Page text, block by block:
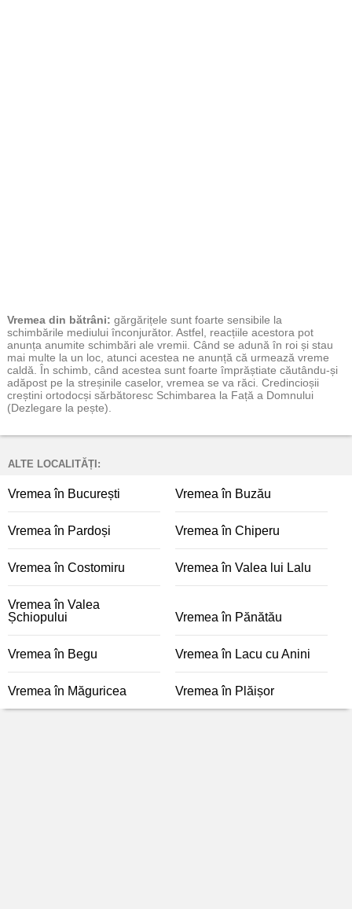
Vremea din bătrâni: gărgărițele sunt foarte sensibile la
schimbările mediului înconjurător. Astfel, reacțiile acestora pot
anunța anumite schimbări ale vremii. Când se adună în roi și stau
mai multe la un loc, atunci acestea ne anunță că urmează vreme
caldă. În schimb, când acestea sunt foarte împrăștiate căutându-și
adăpost pe la streșinile caselor, vremea se va răci. Credincioșii
creștini ortodocși sărbătoresc Schimbarea la Față a Domnului
(Dezlegare la pește).
ALTE LOCALITĂȚI:
Vremea în București Vremea în Buzău
Vremea în Pardoși Vremea în Chiperu
Vremea în Costomiru Vremea în Valea lui Lalu
Vremea în Valea
Șchiopului
Vremea în Pănătău
Vremea în Begu Vremea în Lacu cu Anini
Vremea în Măguricea Vremea în Plăișor